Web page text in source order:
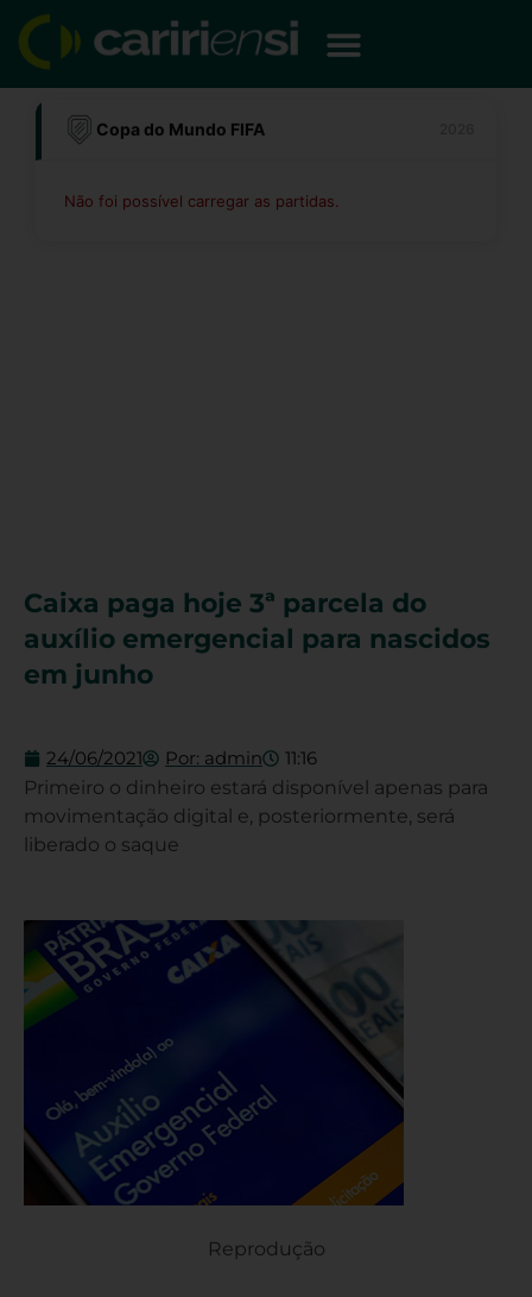
para
conteúdo
Copa do Mundo FIFA
Não foi possível carregar as partidas.
Caixa paga hoje 3ª parcela do
auxílio emergencial para nascidos
em junho
24/06/2021 Por: admin 11:16
Primeiro o dinheiro estará disponível apenas para
movimentação digital e, posteriormente, será
liberado o saque
Reprodução